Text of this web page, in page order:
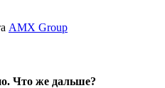
AMX Group
Что же дальше?